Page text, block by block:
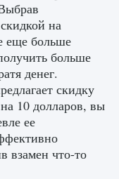
25
на
еще больше
больше
денег.
скидку
10 долларов, вы
ее
взамен что-то